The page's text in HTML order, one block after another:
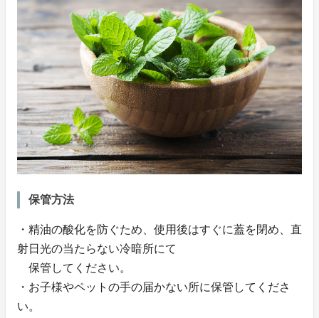
保管方法
・精油の酸化を防ぐため、使用後はすぐに蓋を閉め、直
射日光の当たらない冷暗所にて
保管してください。
・お子様やペットの手の届かない所に保管してくださ
い。